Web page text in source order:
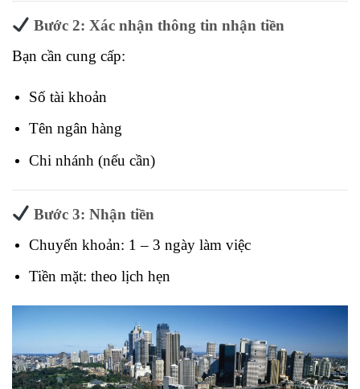
Bước 2: Xác nhận thông tin nhận tiền
Bạn cần cung cấp:
Số tài khoản
Tên ngân hàng
Chi nhánh (nếu cần)
Bước 3: Nhận tiền
Chuyển khoản: 1 – 3 ngày làm việc
Tiền mặt: theo lịch hẹn